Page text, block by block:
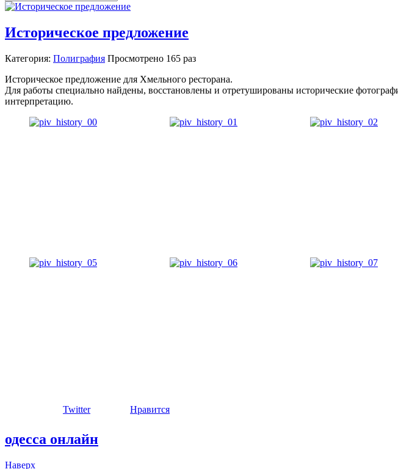
Историческое предложение
Категория: Полиграфия Просмотрено 165 раз
Историческое предложение для Хмельного ресторана.
Для работы специально найдены, восстановлены и отретушированы исторические
интерпретацию.
Twitter Нравится
одесса онлайн
Наверх